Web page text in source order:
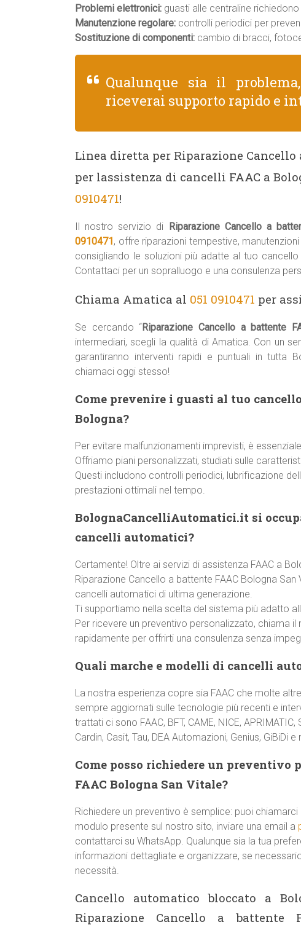
Problemi elettronici: guasti alle centraline
Manutenzione regolare: controlli periodici per
Sostituzione di componenti: cambio di bracci,
Qualunque sia il
riceverai supporto rapido e
Linea diretta per Riparazione Cancello
per lassistenza di cancelli FAAC a
0910471!
Il nostro servizio di Riparazione Cancello a
0910471, offre riparazioni tempestive,
consigliando le soluzioni più adatte al tuo
Contattaci per un sopralluogo e una consulenza
Chiama Amatica al 051 0910471 per
Se cercando “Riparazione Cancello a battente
intermediari, scegli la qualità di Amatica. Con un
garantiranno interventi rapidi e puntuali in tutta
chiamaci oggi stesso!
Come prevenire i guasti al tuo
Bologna?
Per evitare malfunzionamenti imprevisti, è
Offriamo piani personalizzati, studiati sulle
Questi includono controlli periodici, lubrificazione
prestazioni ottimali nel tempo.
BolognaCancelliAutomatici.it si
cancelli automatici?
Certamente! Oltre ai servizi di assistenza FAAC a
Riparazione Cancello a battente FAAC Bologna San
cancelli automatici di ultima generazione.
Ti supportiamo nella scelta del sistema più adatto
Per ricevere un preventivo personalizzato, chiama
rapidamente per offrirti una consulenza senza
Quali marche e modelli di cancelli
La nostra esperienza copre sia FAAC che molte
sempre aggiornati sulle tecnologie più recenti e
trattati ci sono FAAC, BFT, CAME, NICE,
Cardin, Casit, Tau, DEA Automazioni, Genius, GiBiDi e
Come posso richiedere un preventivo
FAAC Bologna San Vitale?
Richiedere un preventivo è semplice: puoi
modulo presente sul nostro sito, inviare una email a
contattarci su WhatsApp. Qualunque sia la tua
informazioni dettagliate e organizzare, se
necessità.
Cancello automatico bloccato a
Riparazione Cancello a